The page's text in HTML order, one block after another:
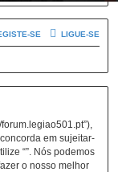
LIGUE-SE
SE
forum.legiao501.pt”),
em sujeitar-
“”. Nós podemos
o nosso melhor